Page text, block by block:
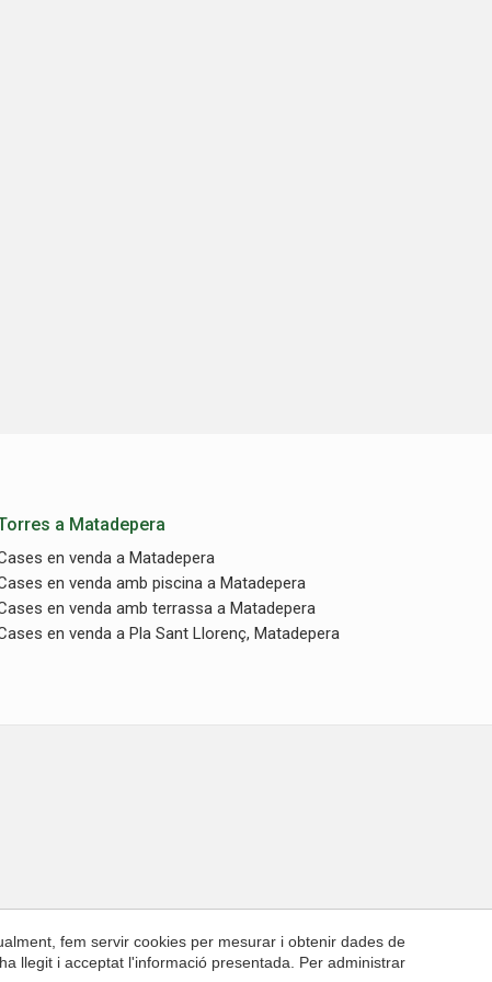
a Matadepera
en venda a Matadepera
en venda amb piscina a Matadepera
en venda amb terrassa a Matadepera
en venda a Pla Sant Llorenç, Matadepera
Contacte
fem servir cookies per mesurar i obtenir dades de
llegit i acceptat l'informació presentada. Per administrar